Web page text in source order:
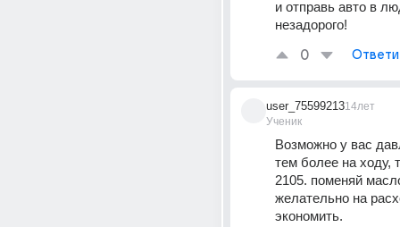
и отправь авто в
незадорого!
0
user_75599213
Ученик
14лет
Возможно у вас
тем более на ходу,
2105. поменяй
желательно на
экономить.